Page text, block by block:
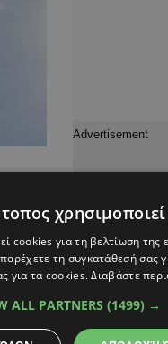
cookies για τη βελτίωση της
τη συγκατάθεσή σας
για τα cookies.Διαβάστε
ALL PARTNERS (1499) →